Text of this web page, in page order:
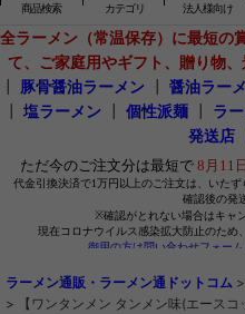
商品検索 カテゴリ 法人様向け
全ラーメン（常温保存）に最短の
て、ご家庭用やギフト、贈り物
豚骨醤油ラーメン 醤油ラー
塩ラーメン 個性派麺 ラ
発送店
ラーメン通販・ラーメン通ドットコム >
>
【ワンタンメン タンメン味(エースコ